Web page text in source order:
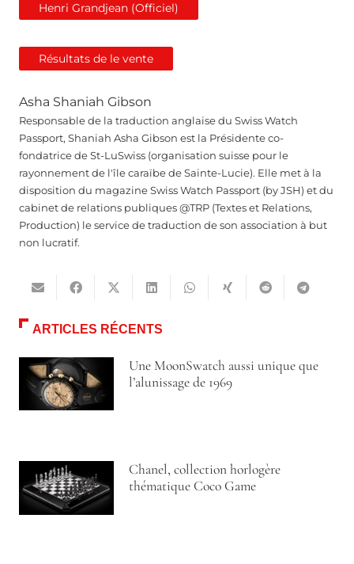
Henri Grandjean (Officiel)
Résultats de le vente
Asha Shaniah Gibson
Responsable de la traduction anglaise du Swiss Watch
Passport, Shaniah Asha Gibson est la Présidente co-
fondatrice de St-LuSwiss (organisation suisse pour le
rayonnement de l'île caraïbe de Sainte-Lucie). Elle met à la
disposition du magazine Swiss Watch Passport (by JSH) et du
cabinet de relations publiques @TRP (Textes et Relations,
Production) le service de traduction de son association à but
non lucratif.
ARTICLES RÉCENTS
Une MoonSwatch aussi unique que
l’alunissage de 1969
Chanel, collection horlogère
thématique Coco Game